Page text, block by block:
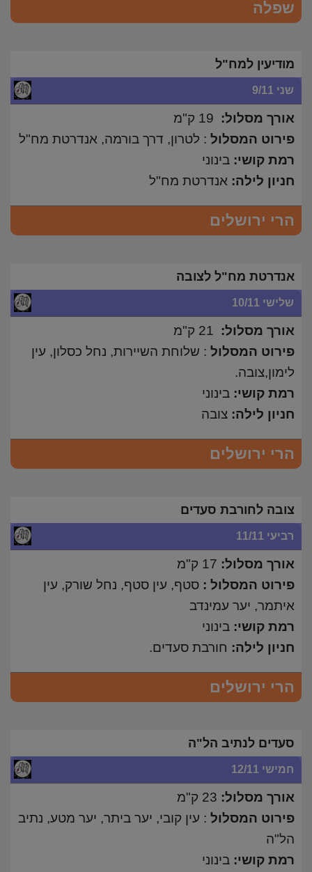
שפלה
מודיעין למח"ל
שני 9/11
אורך מסלול:
פירוט המסלול : לטרון, דרך בורמה, אנדרטת מח"ל
רמת קושי: בינוני
חניון לילה: אנדרטת מח"ל
הרי ירושלים
אנדרטת מח"ל לצובה
שלישי 10/11
אורך מסלול:
פירוט המסלול : שלוחת השיירות, נחל כסלון, עין
לימון,צובה.
רמת קושי: בינוני
חניון לילה: צובה
הרי ירושלים
צובה לחורבת סעדים
רביעי 11/11
אורך מסלול:
פירוט המסלול : סטף, עין סטף, נחל שורק, עין
איתמר, יער עמינדב
רמת קושי: בינוני
חניון לילה: חורבת סעדים.
הרי ירושלים
סעדים לנתיב הל"ה
חמישי 12/11
אורך מסלול: 23 ק"מ
פירוט המסלול : עין קובי, יער ביתר, יער מטע, נתיב
הל"ה
רמת קושי: בינוני